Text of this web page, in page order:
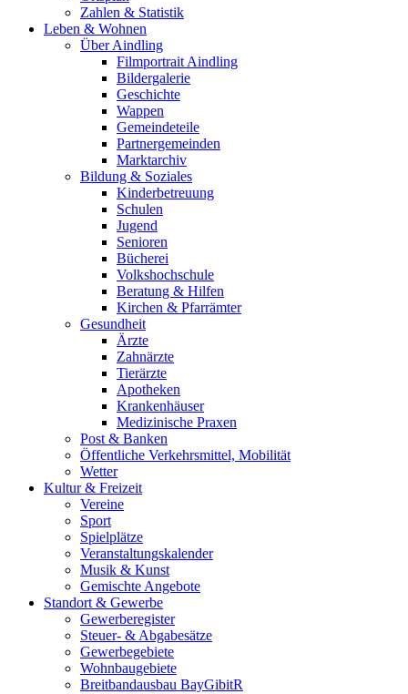
Zahlen & Statistik
Leben & Wohnen
Über Aindling
Filmportrait Aindling
Bildergalerie
Geschichte
Wappen
Gemeindeteile
Partnergemeinden
Marktarchiv
Bildung & Soziales
Kinderbetreuung
Schulen
Jugend
Senioren
Bücherei
Volkshochschule
Beratung & Hilfen
Kirchen & Pfarrämter
Gesundheit
Ärzte
Zahnärzte
Tierärzte
Apotheken
Krankenhäuser
Medizinische Praxen
Post & Banken
Öffentliche Verkehrsmittel, Mobilität
Wetter
Kultur & Freizeit
Vereine
Sport
Spielplätze
Veranstaltungskalender
Musik & Kunst
Gemischte Angebote
Standort & Gewerbe
Gewerberegister
Steuer- & Abgabesätze
Gewerbegebiete
Wohnbaugebiete
Breitbandausbau BayGibitR